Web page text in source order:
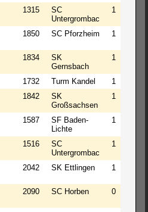
1315
SC
Untergrombac
1
1850 SC Pforzheim 1
1834
SK
Gernsbach
1
1732 Turm Kandel 1
1842
SK
Großsachsen
1
1587
SF Baden-
Lichte
1
1516
SC
Untergrombac
1
2042 SK Ettlingen 1
2090 SC Horben 0